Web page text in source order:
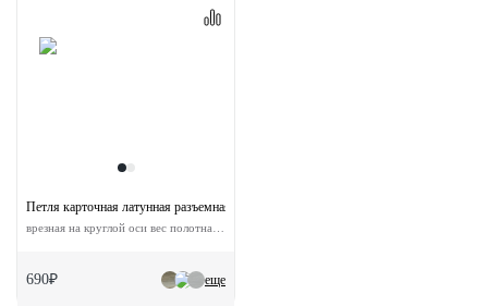
еще
Петля карточная латунная разъемная MB 100X70X3 AB L C левая с короной
690₽